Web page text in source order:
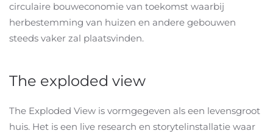
circulaire bouweconomie van toekomst waarbij
herbestemming van huizen en andere gebouwen
steeds vaker zal plaatsvinden.
The exploded view
The Exploded View is vormgegeven als een levensgroot
huis. Het is een live research en storytelinstallatie waar